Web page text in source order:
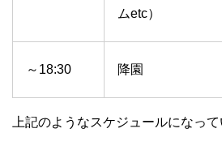
ムetc）
～18:30 降園
上記のようなスケジュールになって